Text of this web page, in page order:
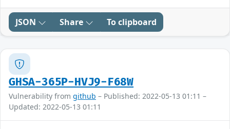
JSON Share To clipboard
GHSA-365P-HVJ9-F68W
Vulnerability from github – Published: 2022-05-13 01:11 –
Updated: 2022-05-13 01:11